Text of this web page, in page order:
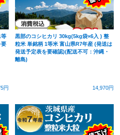
等
要
円
黒部のコシヒカリ 30kg(5kg袋×6入 ) 整
粒米 単銘柄 1等米 富山県R7年産 (発送は
発送予定表を要確認)(配送不可：沖縄・
離島)
14,970円